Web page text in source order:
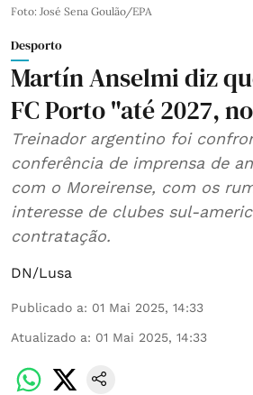
Foto: José Sena Goulão/EPA
Desporto
Martín Anselmi diz
FC Porto "até 2027,
Treinador argentino foi
conferência de imprensa de
com o Moreirense, com os
interesse de clubes sul-
contratação.
DN/Lusa
Publicado a: 01 Mai 2025, 14:33
Atualizado a: 01 Mai 2025, 14:33